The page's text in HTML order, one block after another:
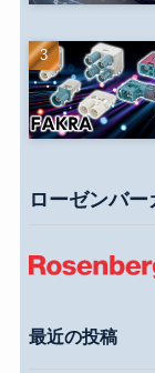
ローゼンバー
最近の投稿